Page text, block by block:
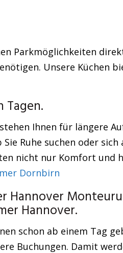
Parkmöglichkeiten
Unsere Küchen
Ihnen für längere
Ruhe suchen oder
nicht nur Komfort und
Dornbirn
Hannover
Hannover.
schon ab einem Tag
Buchungen. Damit